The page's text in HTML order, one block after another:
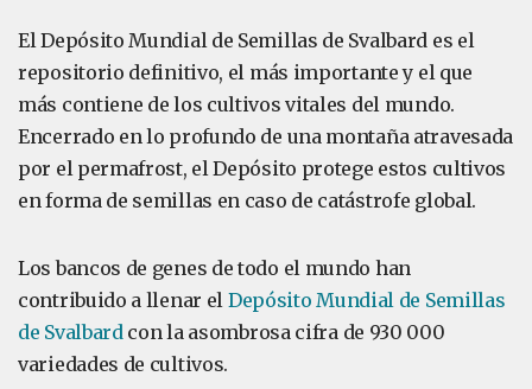
El Depósito Mundial de Semillas de Svalbard es el
repositorio definitivo, el más importante y el que
más contiene de los cultivos vitales del mundo.
Encerrado en lo profundo de una montaña atravesada
por el permafrost, el Depósito protege estos cultivos
en forma de semillas en caso de catástrofe global.
Los bancos de genes de todo el mundo han
contribuido a llenar el Depósito Mundial de Semillas
de Svalbardcon la asombrosa cifra de 930 000
variedades de cultivos.